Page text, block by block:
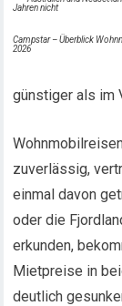
Campstar – Überblick
2026
günstiger als im
zuverlässig,
einmal davon
oder die
erkunden,
Mietpreise in
deutlich